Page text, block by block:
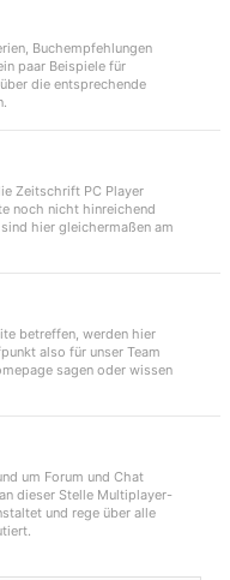
Buchempfehlungen
paar Beispiele für
die entsprechende
Zeitschrift PC Player
noch nicht hinreichend
hier gleichermaßen am
betreffen, werden hier
also für unser Team
sagen oder wissen
um Forum und Chat
dieser Stelle Multiplayer-
und rege über alle